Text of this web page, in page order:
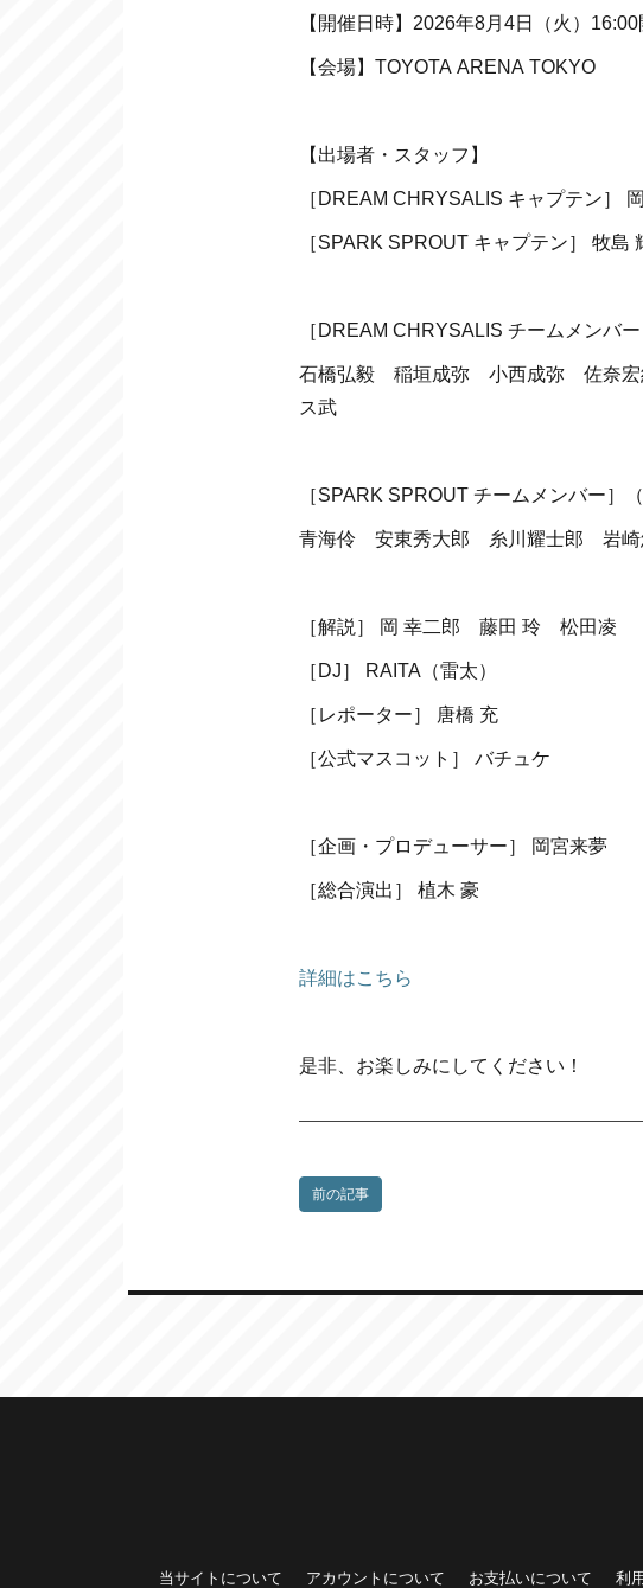
【開催日時】2026年8月4日（火）
【会場】TOYOTA ARENA TOKYO
【出場者・スタッフ】
［DREAM CHRYSALIS キャプテン］
［SPARK SPROUT キャプテン］ 牧島
［DREAM CHRYSALIS チームメンバー
石橋弘毅 稲垣成弥 小西成弥 佐奈
ス武
［SPARK SPROUT チームメンバー］
青海伶 安東秀大郎 糸川耀士郎 岩
［解説］ 岡 幸二郎 藤田 玲 松田凌
［DJ］ RAITA（雷太）
［レポーター］ 唐橋 充
［公式マスコット］ バチュケ
［企画・プロデューサー］ 岡宮来夢
［総合演出］ 植木 豪
詳細はこちら
是非、お楽しみにしてください！
前の記事
当サイトについて アカウントについて お支払いについて 利